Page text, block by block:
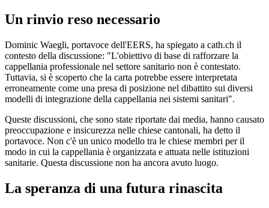
Un rinvio reso necessario
Dominic Waegli, portavoce dell'EERS, ha spiegato a cath.ch il
contesto della discussione: "L'obiettivo di base di rafforzare la
cappellania professionale nel settore sanitario non è contestato.
Tuttavia, si è scoperto che la carta potrebbe essere interpretata
erroneamente come una presa di posizione nel dibattito sui diversi
modelli di integrazione della cappellania nei sistemi sanitari".
Queste discussioni, che sono state riportate dai media, hanno causato
preoccupazione e insicurezza nelle chiese cantonali, ha detto il
portavoce. Non c'è un unico modello tra le chiese membri per il
modo in cui la cappellania è organizzata e attuata nelle istituzioni
sanitarie. Questa discussione non ha ancora avuto luogo.
La speranza di una futura rinascita